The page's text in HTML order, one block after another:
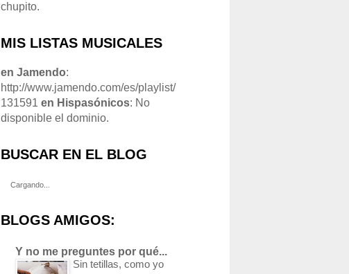
chupito.
MIS LISTAS MUSICALES
en Jamendo:
http://www.jamendo.com/es/playlist/
131591 en Hispasónicos: No
disponible el dominio.
BUSCAR EN EL BLOG
Cargando...
BLOGS AMIGOS:
Y no me preguntes por qué...
Sin tetillas, como yo